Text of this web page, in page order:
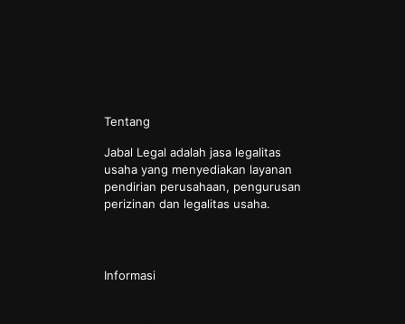
Tentang
Jabal Legal adalah jasa legalitas
usaha yang menyediakan layanan
pendirian perusahaan, pengurusan
perizinan dan legalitas usaha.
Informasi